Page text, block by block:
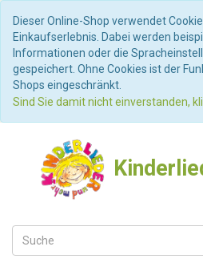
Dieser Online-Shop verwendet
Einkaufserlebnis. Dabei werden
Informationen oder die
gespeichert. Ohne Cookies ist der
Shops eingeschränkt.
Sind Sie damit nicht einverstanden,